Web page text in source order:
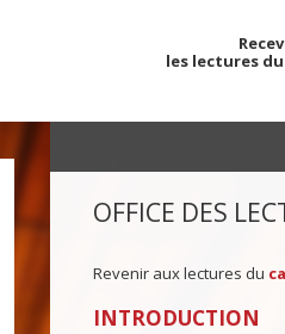
les lectures
OFFICE DES
Revenir aux lectures du
INTRODUCTION